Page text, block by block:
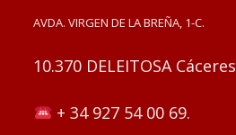
AVDA. VIRGEN DE LA BREÑA, 1-C.
10.370 DELEITOSA Cáceres
+ 34 927 54 00 69.